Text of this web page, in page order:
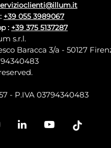
+39 055 3989067
: +39 375 5137287
s.r.l.
Baracca 3/a - 50127
- P.IVA 03794340483